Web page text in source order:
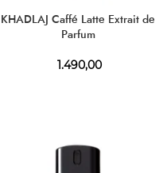
KHADLAJ Caffé Latte Extrait de
Parfum
1.490,00